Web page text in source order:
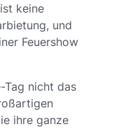
keine
und
Feuershow
Tag nicht das
ihre ganze